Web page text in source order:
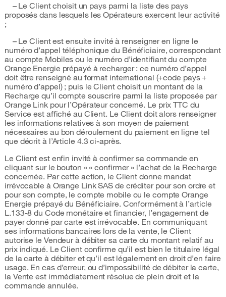
– Le Client choisit un pays parmi la liste des pays
proposés dans lesquels les Opérateurs exercent leur activité
;
– Le Client est ensuite invité à renseigner en ligne le
numéro d’appel téléphonique du Bénéficiaire, correspondant
au compte Mobiles ou le numéro d’identifiant du compte
Orange Energie prépayé à recharger : ce numéro d’appel
doit être renseigné au format international (+code pays +
numéro d’appel) ; puis le Client choisit un montant de la
Recharge qu’il compte souscrire parmi la liste proposée par
Orange Link pour l’Opérateur concerné. Le prix TTC du
Service est affiché au Client. Le Client doit alors renseigner
les informations relatives à son moyen de paiement
nécessaires au bon déroulement du paiement en ligne tel
que décrit à l’Article 4.3 ci-après.
Le Client est enfin invité à confirmer sa commande en
cliquant sur le bouton « « confirmer » l’achat de la Recharge
concernée. Par cette action, le Client donne mandat
irrévocable à Orange Link SAS de créditer pour son ordre et
pour son compte, le compte mobile ou le compte Orange
Energie prépayé du Bénéficiaire. Conformément à l’article
L.133-8 du Code monétaire et financier, l’engagement de
payer donné par carte est irrévocable. En communiquant
ses informations bancaires lors de la vente, le Client
autorise le Vendeur à débiter sa carte du montant relatif au
prix indiqué. Le Client confirme qu’il est bien le titulaire légal
de la carte à débiter et qu’il est légalement en droit d’en faire
usage. En cas d’erreur, ou d’impossibilité de débiter la carte,
la Vente est immédiatement résolue de plein droit et la
commande annulée.